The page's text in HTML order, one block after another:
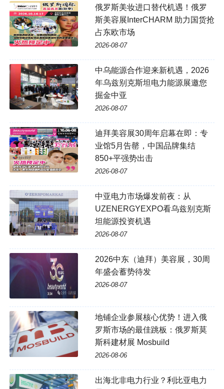
俄罗斯美妆进口替代机遇！俄罗
斯美容展InterCHARM 助力国货抢
占东欧市场
2026-08-07
中乌能源合作迎来新机遇，2026
年乌兹别克斯坦电力能源展邀您
掘金中亚
2026-08-07
迪拜美容展30周年启幕在即：专
业馆5月告罄，中国品牌集结
850+平强势出击
2026-08-07
中亚电力市场爆发前夜：从
UZENERGYEXPO看乌兹别克斯
坦能源投资机遇
2026-08-07
2026中东（迪拜）美容展，30周
年盛会蓄势待发
2026-08-07
地铺企业参展核心优势！进入俄
罗斯市场的最佳跳板：俄罗斯莫
斯科建材展 Mosbuild
2026-08-06
出海北非电力行业？利比亚电力